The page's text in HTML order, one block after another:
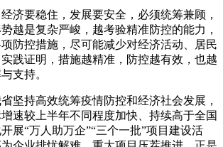
要稳住，发展要安全，必须统筹兼顾，
越是复杂严峻，越考验精准防控的能力，
防控措施，尽可能减少对经济活动、居民
践证明，措施越精准，防控越有效，也越
支持。
持高效统筹疫情防控和经济社会发展，
速较上半年不同程度加快、持续高于全国
展“万人助万企”“三个一批”项目建设活